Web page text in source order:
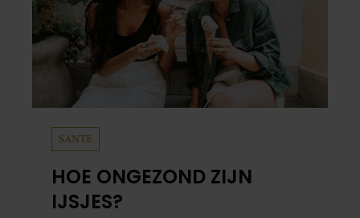
SANTE
HOE ONGEZOND ZIJN
IJSJES?